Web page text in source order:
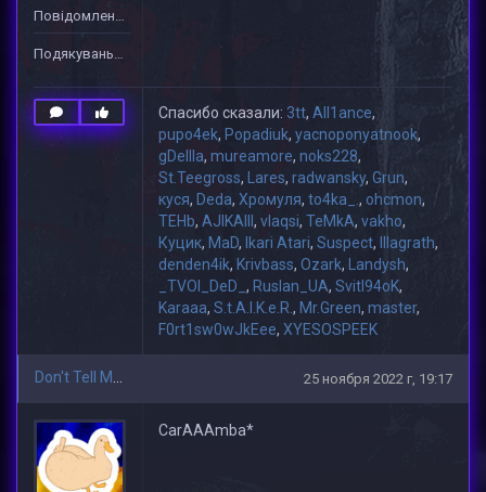
Повідомлень: 1
Подякувань: 40
Спасибо сказали: 3tt, All1ance,
pupo4ek, Popadiuk, yacnoponyatnook,
gDeIIIa, mureamore, noks228,
St.Teegross, Lares, radwansky, Grun,
куся, Deda, Хромуля, to4ka_., ohcmon,
TEHb, AJIKAIII , vlaqsi, TeMkA, vakho,
Куцик, MaD, Ikari Atari, Suspect, lllagrath,
denden4ik, Krivbass, Ozark, Landysh,
_TVOI_DeD_ , Ruslan_UA, Svitl94oK,
Karaaa, S.t.A.l.K.e.R., Mr.Green, master,
F0rt1sw0wJkEee, XYESOSPEEK
Don't Tell Mom 25 ноября 2022 г, 19:17
CarAAAmba*